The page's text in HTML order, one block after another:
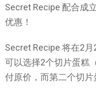
Secret Recipe 配合成
优惠！
Secret Recipe 将在2
可以选择2个切片蛋糕
付原价，而第二个切片